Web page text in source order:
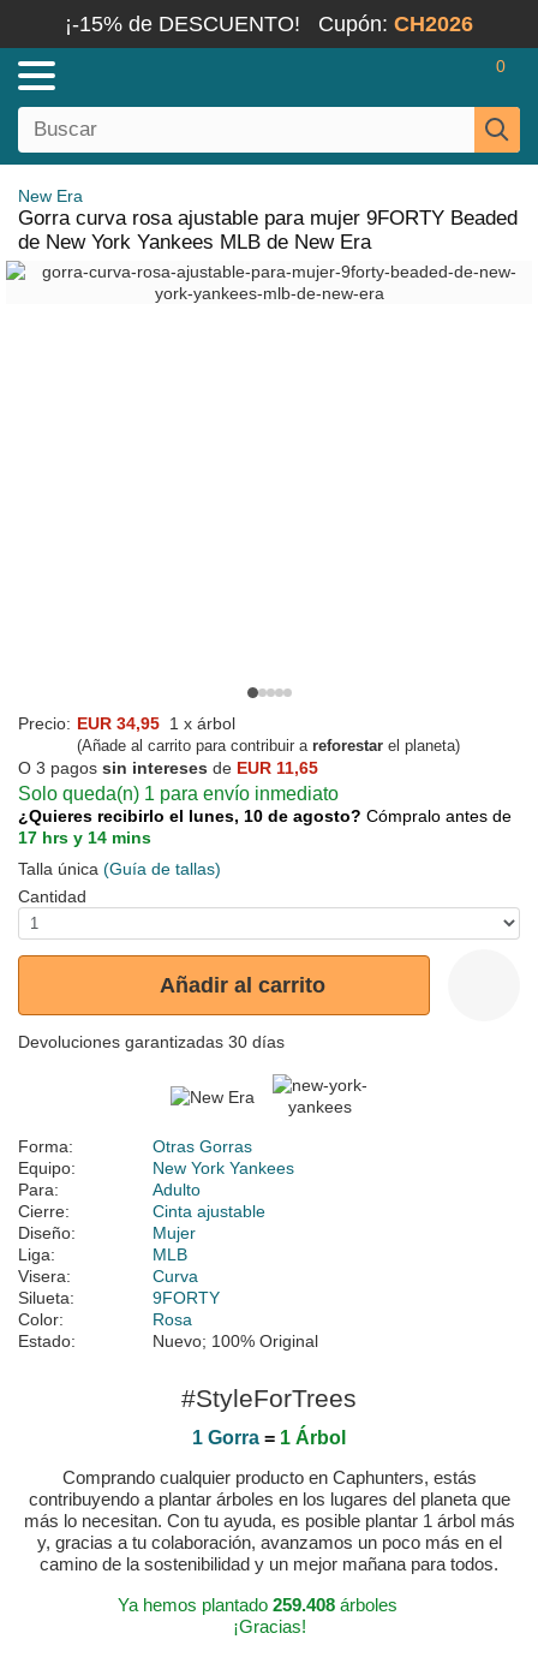
¡-15% de DESCUENTO! Cupón: CH2026
0
New Era
Gorra curva rosa ajustable para mujer 9FORTY Beaded
de New York Yankees MLB de New Era
Precio: EUR 34,95 1 x árbol
(Añade al carrito para contribuir a reforestar el planeta)
O 3 pagos sin intereses de EUR 11,65
Solo queda(n) 1 para envío inmediato
¿Quieres recibirlo el lunes, 10 de agosto? Cómpralo antes de
17 hrs y 14 mins
Talla única (Guía de tallas)
Cantidad
Añadir al carrito
Devoluciones garantizadas 30 días
Forma:
Otras Gorras
Equipo:
New York Yankees
Para:
Adulto
Cierre:
Cinta ajustable
Diseño:
Mujer
Liga:
MLB
Visera:
Curva
Silueta:
9FORTY
Color:
Rosa
Estado:
Nuevo; 100% Original
#StyleForTrees
1 Gorra = 1 Árbol
Comprando cualquier producto en Caphunters, estás
contribuyendo a plantar árboles en los lugares del planeta que
más lo necesitan. Con tu ayuda, es posible plantar 1 árbol más
y, gracias a tu colaboración, avanzamos un poco más en el
camino de la sostenibilidad y un mejor mañana para todos.
Ya hemos plantado 259.408 árboles
¡Gracias!